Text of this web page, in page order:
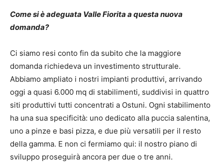
Come si è adeguata Valle Fiorita a questa nuova
domanda?
Ci siamo resi conto fin da subito che la maggiore
domanda richiedeva un investimento strutturale.
Abbiamo ampliato i nostri impianti produttivi, arrivando
oggi a quasi 6.000 mq di stabilimenti, suddivisi in quattro
siti produttivi tutti concentrati a Ostuni. Ogni stabilimento
ha una sua specificità: uno dedicato alla puccia salentina,
uno a pinze e basi pizza, e due più versatili per il resto
della gamma. E non ci fermiamo qui: il nostro piano di
sviluppo proseguirà ancora per due o tre anni.